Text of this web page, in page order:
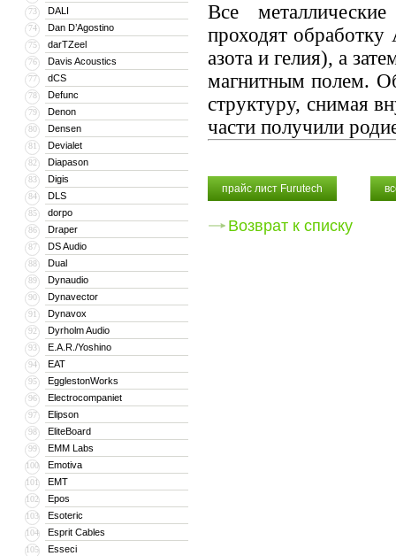
73 DALI
74 Dan D’Agostino
75 darTZeel
76 Davis Acoustics
77 dCS
78 Defunc
79 Denon
80 Densen
81 Devialet
82 Diapason
83 Digis
84 DLS
85 dorpo
86 Draper
87 DS Audio
88 Dual
89 Dynaudio
90 Dynavector
91 Dynavox
92 Dyrholm Audio
93 E.A.R./Yoshino
94 EAT
95 EgglestonWorks
96 Electrocompaniet
97 Elipson
98 EliteBoard
99 EMM Labs
100 Emotiva
101 EMT
102 Epos
103 Esoteric
104 Esprit Cables
105 Esseci
Все
проходят
азота и гелия), а
магнитным полем.
структуру, снимая
части получили
прайс лист Furutech
Возврат к списку